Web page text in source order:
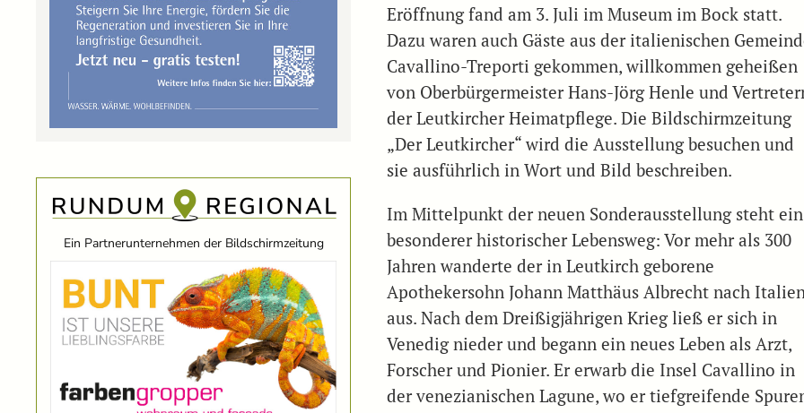
Ein Partnerunternehmen der Bildschirmzeitung
Eröffnung fand am 3. Juli im Museum im Bock statt.
Dazu waren auch Gäste aus der italienischen
Cavallino-Treporti gekommen, willkommen geheißen
von Oberbürgermeister Hans-Jörg Henle und
der Leutkircher Heimatpflege. Die Bildschirmzeitung
„Der Leutkircher“ wird die Ausstellung besuchen und
sie ausführlich in Wort und Bild beschreiben.
Im Mittelpunkt der neuen Sonderausstellung steht ein
besonderer historischer Lebensweg: Vor mehr als 300
Jahren wanderte der in Leutkirch geborene
Apothekersohn Johann Matthäus Albrecht nach
aus. Nach dem Dreißigjährigen Krieg ließ er sich in
Venedig nieder und begann ein neues Leben als Arzt,
Forscher und Pionier. Er erwarb die Insel Cavallino in
der venezianischen Lagune, wo er tiefgreifende